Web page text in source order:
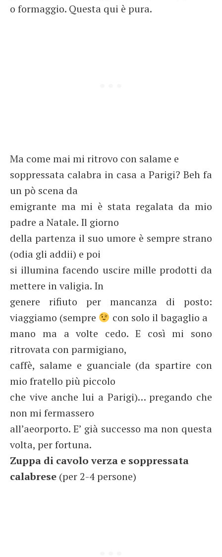
o formaggio. Questa qui è pura.
Ma come mai mi ritrovo con salame e
soppressata calabra in casa a Parigi? Beh fa
un pò scena da
emigrante ma mi è stata regalata da mio
padre a Natale. Il giorno
della partenza il suo umore è sempre strano
(odia gli addii) e poi
si illumina facendo uscire mille prodotti da
mettere in valigia. In
genere rifiuto per mancanza di posto:
viaggiamo (sempre
con solo il bagaglio a
mano ma a volte cedo. E così mi sono
ritrovata con parmigiano,
caffè, salame e guanciale (da spartire con
mio fratello più piccolo
che vive anche lui a Parigi)… pregando che
non mi fermassero
all’aeorporto. E’ già successo ma non questa
volta, per fortuna.
Zuppa di cavolo verza e soppressata
calabrese (per 2-4 persone)